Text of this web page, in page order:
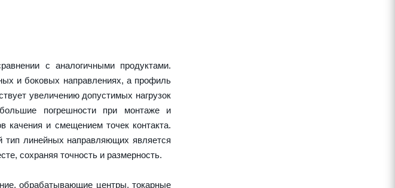
с аналогичными продуктами.
и боковых направлениях, а профиль
увеличению допустимых нагрузок
погрешности при монтаже и
качения и смещением точек контакта.
тип линейных направляющих является
сохраняя точность и размерность.
обрабатывающие центры, токарные